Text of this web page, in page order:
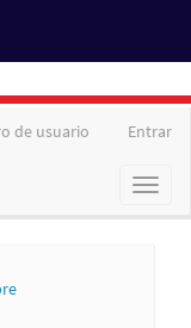
de usuario Entrar
Toggle